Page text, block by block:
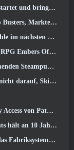
Warlord-Klasse mit sich
im Westen
Eterspire zu erkunden
Steam Next Fest ausprobieren
Frost von Icelake zurück
Drittanbietern zu erhalten
of Exile 2 kostenlos
10 Jahresjubiläum
verbessern